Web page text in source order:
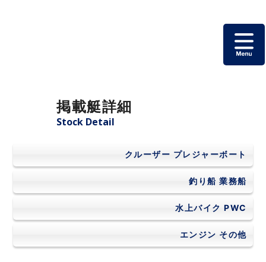
会社概要
よくあるご質問
お問い合わせ
個人情報保護方針
掲載艇詳細
Stock Detail
クルーザー プレジャーボート
釣り船 業務船
水上バイク PWC
エンジン その他